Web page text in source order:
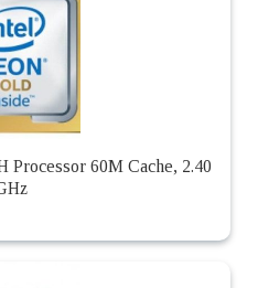
60M Cache, 2.40